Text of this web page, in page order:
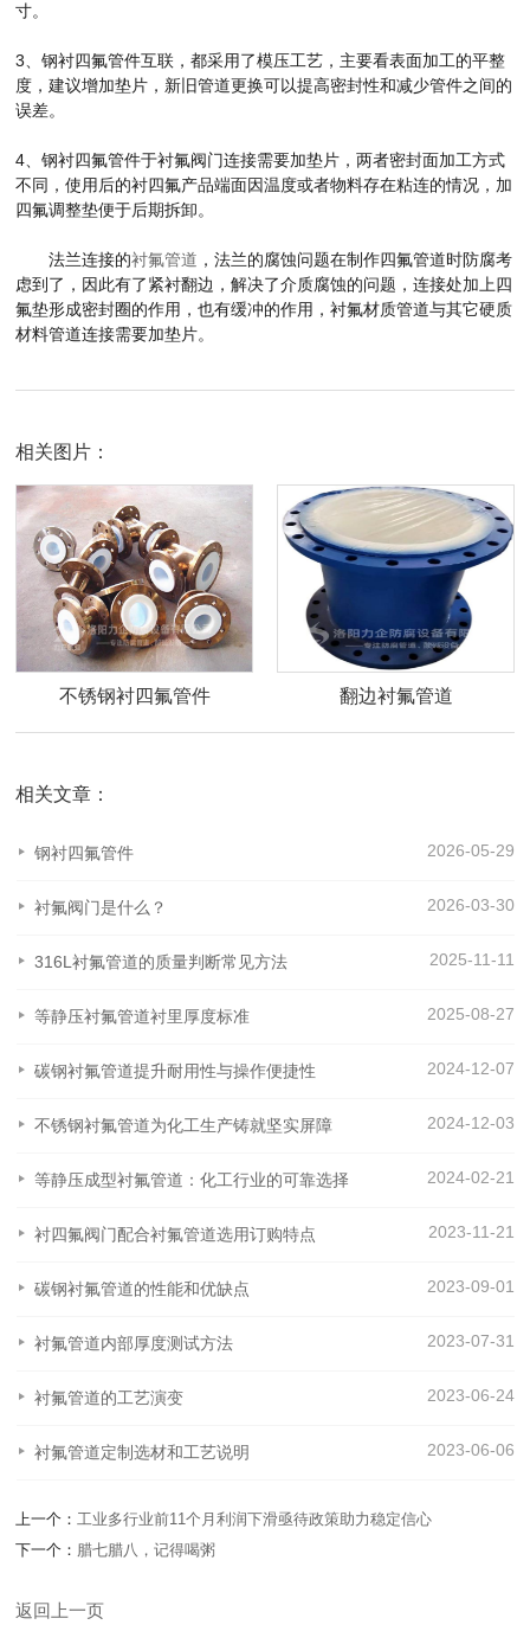
寸。
3、钢衬四氟管件互联，都采用了模压工艺，主要看表面加工的平整
度，建议增加垫片，新旧管道更换可以提高密封性和减少管件之间的
误差。
4、钢衬四氟管件于衬氟阀门连接需要加垫片，两者密封面加工方式
不同，使用后的衬四氟产品端面因温度或者物料存在粘连的情况，加
四氟调整垫便于后期拆卸。
法兰连接的衬氟管道 ，法兰的腐蚀问题在制作四氟管道时防腐考
虑到了，因此有了紧衬翻边，解决了介质腐蚀的问题，连接处加上四
氟垫形成密封圈的作用，也有缓冲的作用，衬氟材质管道与其它硬质
材料管道连接需要加垫片。
相关图片：
不锈钢衬四氟管件 翻边衬氟管道
相关文章：
2026-05-29
钢衬四氟管件
2026-03-30
衬氟阀门是什么？
2025-11-11
316L衬氟管道的质量判断常见方法
2025-08-27
等静压衬氟管道衬里厚度标准
2024-12-07
碳钢衬氟管道提升耐用性与操作便捷性
2024-12-03
不锈钢衬氟管道为化工生产铸就坚实屏障
2024-02-21
等静压成型衬氟管道：化工行业的可靠选择
2023-11-21
衬四氟阀门配合衬氟管道选用订购特点
2023-09-01
碳钢衬氟管道的性能和优缺点
2023-07-31
衬氟管道内部厚度测试方法
2023-06-24
衬氟管道的工艺演变
2023-06-06
衬氟管道定制选材和工艺说明
上一个： 工业多行业前11个月利润下滑亟待政策助力稳定信心
下一个： 腊七腊八，记得喝粥
返回上一页